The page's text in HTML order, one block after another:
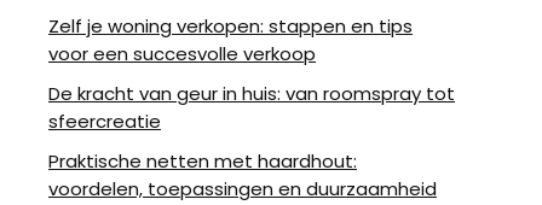
Zelf je woning verkopen: stappen en tips
voor een succesvolle verkoop
De kracht van geur in huis: van roomspray tot
sfeercreatie
Praktische netten met haardhout:
voordelen, toepassingen en duurzaamheid